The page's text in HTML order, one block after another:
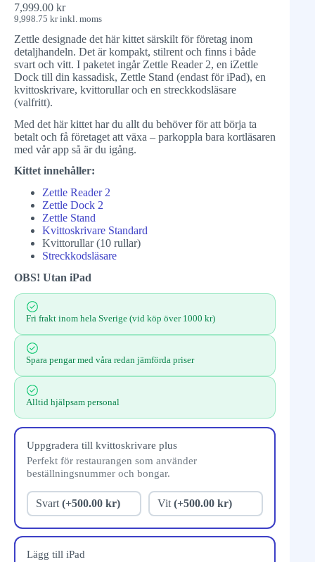
7,999.00 kr
9,998.75 krinkl. moms
Zettle designade det här kittet särskilt för företag inom
detaljhandeln. Det är kompakt, stilrent och finns i både
svart och vitt. I paketet ingår Zettle Reader 2, en iZettle
Dock till din kassadisk, Zettle Stand (endast för iPad), en
kvittoskrivare, kvittorullar och en streckkodsläsare
(valfritt).
Med det här kittet har du allt du behöver för att börja ta
betalt och få företaget att växa – parkoppla bara kortläsaren
med vår app så är du igång.
Kittet innehåller:
Zettle Reader 2
Zettle Dock 2
Zettle Stand
Kvittoskrivare Standard
Kvittorullar (10 rullar)
Streckkodsläsare
OBS! Utan iPad
Fri frakt inom hela Sverige (vid köp över 1000 kr)
Spara pengar med våra redan jämförda priser
Alltid hjälpsam personal
Uppgradera till kvittoskrivare plus
Perfekt för restaurangen som använder
beställningsnummer och bongar.
Svart (+500.00 kr) Vit(+500.00 kr)
Lägg till iPad